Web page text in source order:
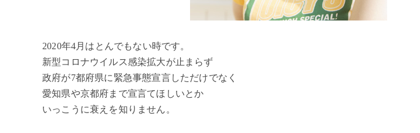
2020年4月はとんでもない時です。
新型コロナウイルス感染拡大が止まらず
政府が7都府県に緊急事態宣言しただけでなく
愛知県や京都府まで宣言てほしいとか
いっこうに衰えを知りません。